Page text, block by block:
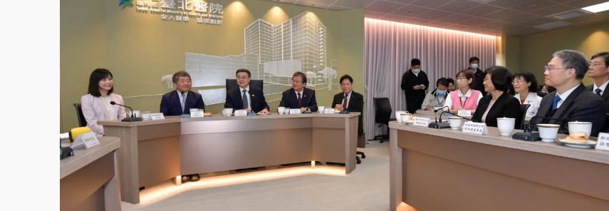
台東農業處長涉圖利渡假村！東檢抗告成功 今重開羈押庭
父親節泡湯了！中颱白海豚雨彈轟3天 「紅到發紫」降雨熱區曝